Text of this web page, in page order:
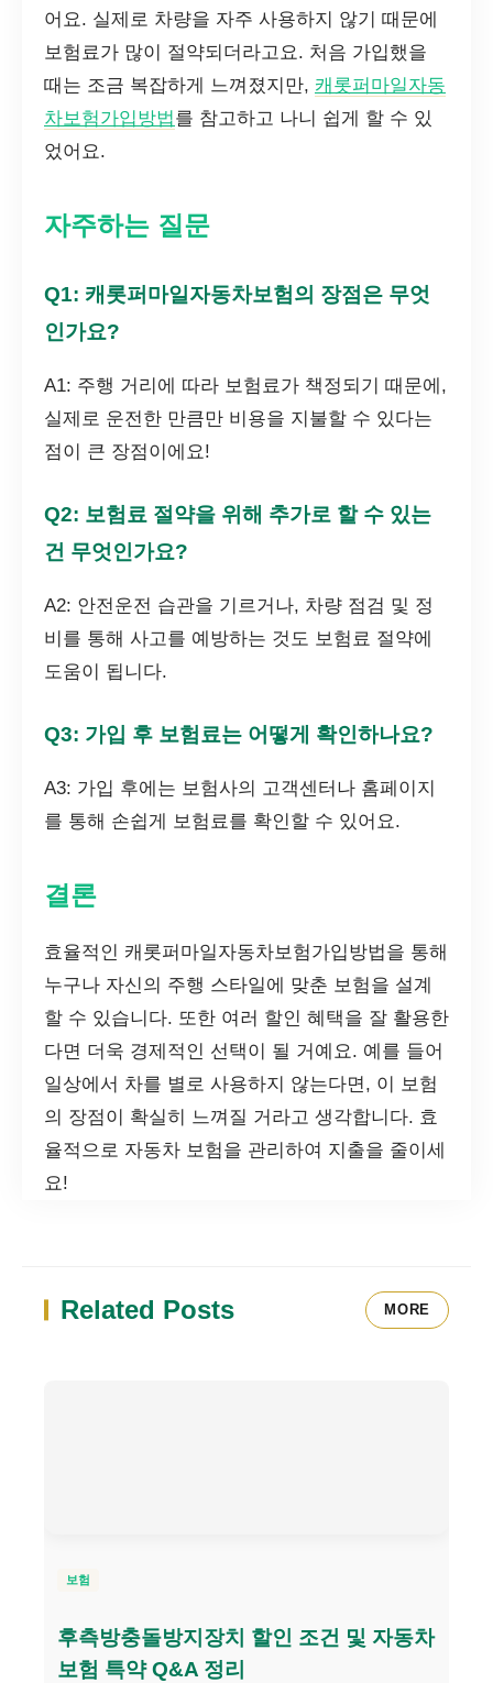
어요. 실제로 차량을 자주 사용하지 않기 때문에
보험료가 많이 절약되더라고요. 처음 가입했을
때는 조금 복잡하게 느껴졌지만, 캐롯퍼마일자동
차보험가입방법를 참고하고 나니 쉽게 할 수 있
었어요.
자주하는 질문
Q1: 캐롯퍼마일자동차보험의 장점은 무엇
인가요?
A1: 주행 거리에 따라 보험료가 책정되기 때문에,
실제로 운전한 만큼만 비용을 지불할 수 있다는
점이 큰 장점이에요!
Q2: 보험료 절약을 위해 추가로 할 수 있는
건 무엇인가요?
A2: 안전운전 습관을 기르거나, 차량 점검 및 정
비를 통해 사고를 예방하는 것도 보험료 절약에
도움이 됩니다.
Q3: 가입 후 보험료는 어떻게 확인하나요?
A3: 가입 후에는 보험사의 고객센터나 홈페이지
를 통해 손쉽게 보험료를 확인할 수 있어요.
결론
효율적인 캐롯퍼마일자동차보험가입방법을 통해
누구나 자신의 주행 스타일에 맞춘 보험을 설계
할 수 있습니다. 또한 여러 할인 혜택을 잘 활용한
다면 더욱 경제적인 선택이 될 거예요. 예를 들어
일상에서 차를 별로 사용하지 않는다면, 이 보험
의 장점이 확실히 느껴질 거라고 생각합니다. 효
율적으로 자동차 보험을 관리하여 지출을 줄이세
요!
Related Posts MORE
보험
후측방충돌방지장치 할인 조건 및 자동차
보험 특약 Q&A 정리